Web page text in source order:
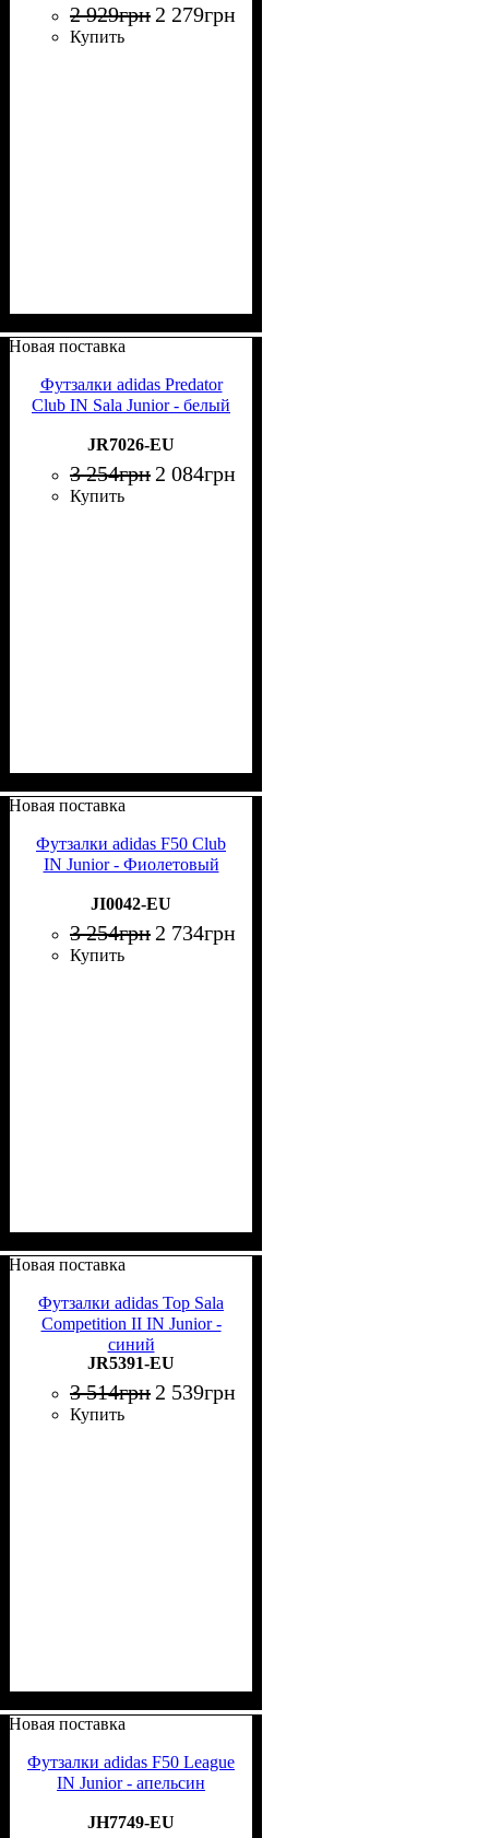
2 929грн 2 279грн
Купить
Новая поставка
Футзалки adidas Predator
Club IN Sala Junior - белый
JR7026-EU
3 254грн 2 084грн
Купить
Новая поставка
Футзалки adidas F50 Club
IN Junior - Фиолетовый
JI0042-EU
3 254грн 2 734грн
Купить
Новая поставка
Футзалки adidas Top Sala
Competition II IN Junior -
синий
JR5391-EU
3 514грн 2 539грн
Купить
Новая поставка
Футзалки adidas F50 League
IN Junior - апельсин
JH7749-EU